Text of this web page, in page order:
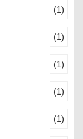
(1)
(1)
(1)
(1)
(1)